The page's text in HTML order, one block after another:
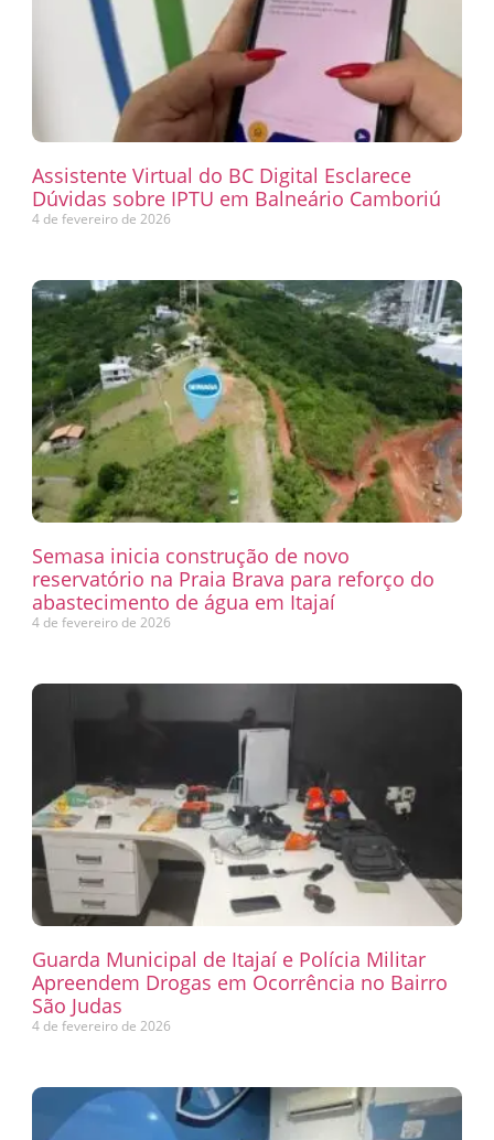
Assistente Virtual do BC Digital Esclarece
Dúvidas sobre IPTU em Balneário Camboriú
4 de fevereiro de 2026
Semasa inicia construção de novo
reservatório na Praia Brava para reforço do
abastecimento de água em Itajaí
4 de fevereiro de 2026
Guarda Municipal de Itajaí e Polícia Militar
Apreendem Drogas em Ocorrência no Bairro
São Judas
4 de fevereiro de 2026